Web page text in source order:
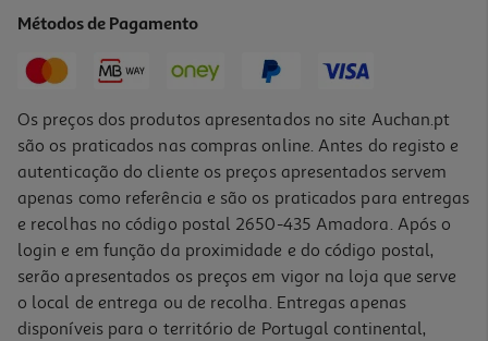
Métodos de Pagamento
Os preços dos produtos apresentados no site Auchan.pt
são os praticados nas compras online. Antes do registo e
autenticação do cliente os preços apresentados servem
apenas como referência e são os praticados para entregas
e recolhas no código postal 2650-435 Amadora. Após o
login e em função da proximidade e do código postal,
serão apresentados os preços em vigor na loja que serve
o local de entrega ou de recolha. Entregas apenas
disponíveis para o território de Portugal continental,